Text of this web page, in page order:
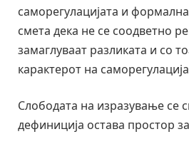
саморегулацијата и
смета дека не се соодветно
замаглуваат разликата и со
карактерот на
Слободата на изразување се
дефиниција остава простор